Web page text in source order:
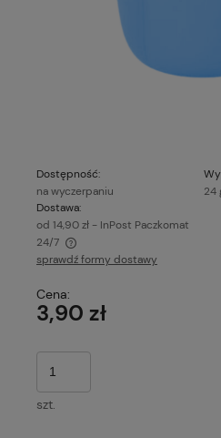
Dostępność:
na wyczerpaniu
24
Dostawa:
od 14,90 zł - InPost Paczkomat
24/7
Cena nie zawiera
sprawdź formy dostawy
Cena:
3,90 zł
szt.